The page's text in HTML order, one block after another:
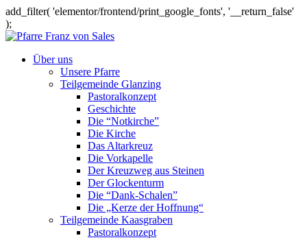
add_filter( 'elementor/frontend/print_google_fonts', '__return_false'
);
Über uns
Unsere Pfarre
Teilgemeinde Glanzing
Pastoralkonzept
Geschichte
Die “Notkirche”
Die Kirche
Das Altarkreuz
Die Vorkapelle
Der Kreuzweg aus Steinen
Der Glockenturm
Die “Dank-Schalen”
Die „Kerze der Hoffnung“
Teilgemeinde Kaasgraben
Pastoralkonzept